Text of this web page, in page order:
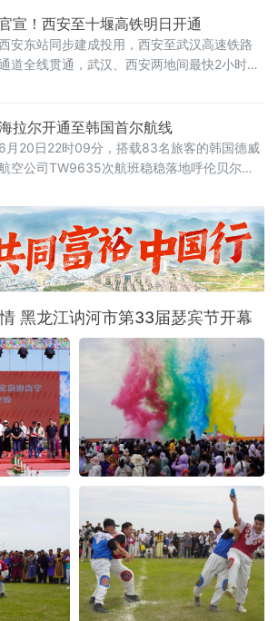
灯展等多元业态于一体，倾力呈现一场国际
盛会。目前园区整体建设已进入收尾阶段。
级
宣！西安至十堰高铁明日开通
安东站同步建成投用，西安至武汉高速铁路
道全线贯通，武汉、西安两地间最快2小时41
量发展注入新动能。西十高铁起自西安东
站，途经陕西省西安市、商洛市及湖北省十堰
，接入已建成投用的武汉至十堰高铁十堰东
拉尔开通至韩国首尔航线
6月20日22时09分，搭载83名旅客的韩国德威
空公司TW9635次航班稳稳落地呼伦贝尔海
尔直飞韩国首尔国际客运航线正式开通运
营。这条全新跨境航线为深化中韩交通互联、
贸往来、文旅互通注入全新动能。呼伦贝尔
拥得天独厚的草原生态、边境风光与特色民
，首尔作为韩国核心商贸、文旅枢纽城市，
两地资源互补性极强。此前，两
黑龙江讷河市第33届瑟宾节开幕